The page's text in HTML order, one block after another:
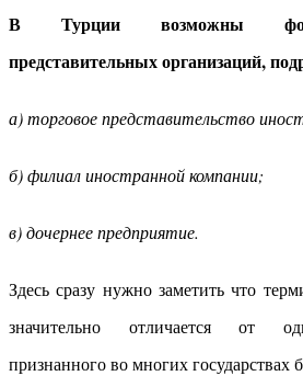
В Турции возможны
представительных организаций,
а) торговое представительство
б) филиал иностранной компании;
в) дочернее предприятие.
Здесь сразу нужно заметить что
значительно отличается от
признанного во многих государствах